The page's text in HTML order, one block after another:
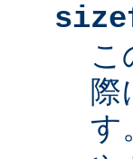
こ
際
す